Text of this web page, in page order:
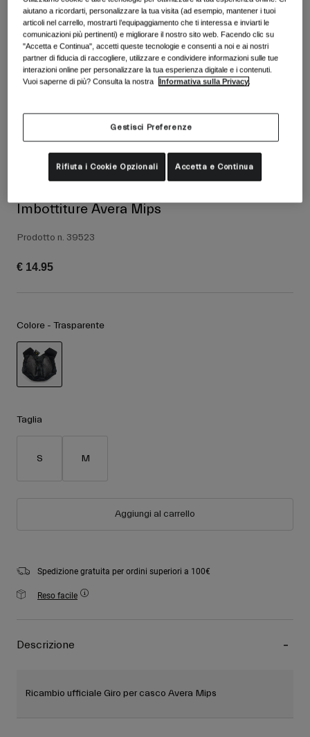
Scarpe
Scarpe da Strada
Scarpe da MTB
Abbigliamento da Strada
Abbigliamento da MTB
Maschere
Guanti
Ricambi
Maschere
Sci
Con lenti intercambiabili
Vedi tutto
Utilizzo
Freestyle
Imbottiture Avera Mips
Prodotto n. 39523
€ 14.95
Colore - Trasparente
Taglia
S M
Aggiungi al carrello
Spedizione gratuita per ordini superiori a 100€
Reso facile
Descrizione
Ricambio ufficiale Giro per casco Avera Mips
aiutano a ricordarti, personalizzare la tua visita (ad esempio, mantener i tuoi
articoli nel carrello, mostrarti l’equipaggiamento che ti interessa e inviarti le
comunicazioni più pertinenti) e migliorare il nostro sito web. Facendo clic su
"Accetta e Continua", accetti queste tecnologie e consenti a noi e ai nostri
partner di fiducia di raccogliere, utilizzare e condividere informazioni sulle tue
interazioni online per personalizzare la tua esperienza digitale e i contenuti.
Vuoi saperne di più? Consulta la nostra
Informativa sulla Privacy
Gestisci Preferenze
Rifiuta i Cookie Opzionali Accetta e Continua